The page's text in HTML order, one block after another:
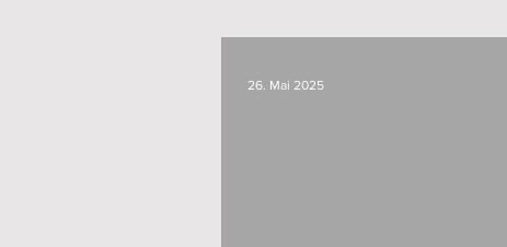
26. Mai 2025